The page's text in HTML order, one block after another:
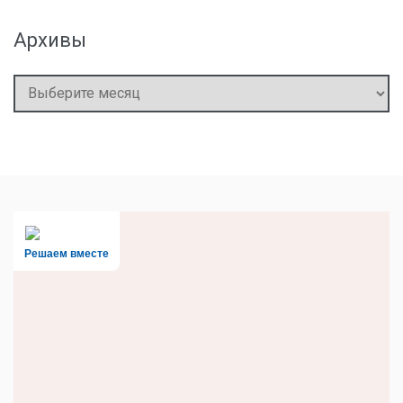
Архивы
Архивы
Решаем вместе